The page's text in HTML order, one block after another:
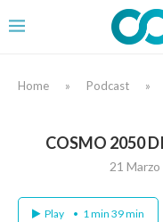
Home » Podcast »
COSMO 2050
21
Play 1 min 39 min